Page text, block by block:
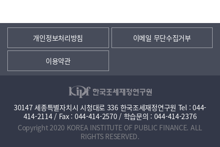
개인정보처리방침 이메일 무단수집거부
이용약관
30147 세종특별자치시 시청대로 336 한국조세재정연구원 Tel : 044-
414-2114 / Fax : 044-414-2570 / 학습문의 : 044-414-2376
Copyright 2020 KOREA INSTITUTE OF PUBLIC FINANCE. ALL
RIGHTS RESERVED.